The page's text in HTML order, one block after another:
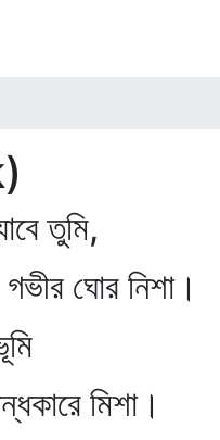
তুমি,
ঘোর নিশা।
মিশা।